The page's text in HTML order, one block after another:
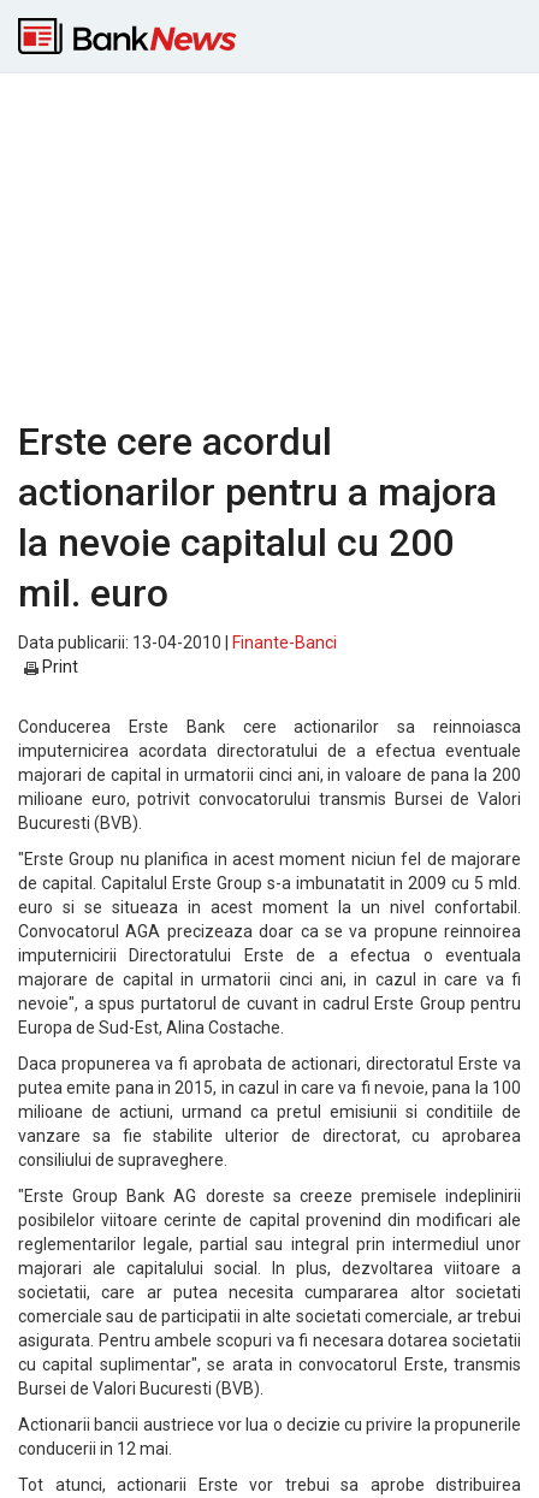
Erste cere acordul
actionarilor pentru a majora
la nevoie capitalul cu 200
mil. euro
Data publicarii: 13-04-2010 |
Finante-Banci
Print
Conducerea Erste Bank cere actionarilor sa reinnoiasca
imputernicirea acordata directoratului de a efectua eventuale
majorari de capital in urmatorii cinci ani, in valoare de pana la 200
milioane euro, potrivit convocatorului transmis Bursei de Valori
Bucuresti (BVB).
"Erste Group nu planifica in acest moment niciun fel de majorare
de capital. Capitalul Erste Group s-a imbunatatit in 2009 cu 5 mld.
euro si se situeaza in acest moment la un nivel confortabil.
Convocatorul AGA precizeaza doar ca se va propune reinnoirea
imputernicirii Directoratului Erste de a efectua o eventuala
majorare de capital in urmatorii cinci ani, in cazul in care va fi
nevoie", a spus purtatorul de cuvant in cadrul Erste Group pentru
Europa de Sud-Est, Alina Costache.
Daca propunerea va fi aprobata de actionari, directoratul Erste va
putea emite pana in 2015, in cazul in care va fi nevoie, pana la 100
milioane de actiuni, urmand ca pretul emisiunii si conditiile de
vanzare sa fie stabilite ulterior de directorat, cu aprobarea
consiliului de supraveghere.
"Erste Group Bank AG doreste sa creeze premisele indeplinirii
posibilelor viitoare cerinte de capital provenind din modificari ale
reglementarilor legale, partial sau integral prin intermediul unor
majorari ale capitalului social. In plus, dezvoltarea viitoare a
societatii, care ar putea necesita cumpararea altor societati
comerciale sau de participatii in alte societati comerciale, ar trebui
asigurata. Pentru ambele scopuri va fi necesara dotarea societatii
cu capital suplimentar", se arata in convocatorul Erste, transmis
Bursei de Valori Bucuresti (BVB).
Actionarii bancii austriece vor lua o decizie cu privire la propunerile
conducerii in 12 mai.
Tot atunci, actionarii Erste vor trebui sa aprobe distribuirea